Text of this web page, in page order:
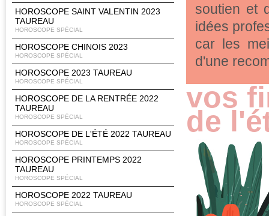
HOROSCOPE SAINT VALENTIN 2023
TAUREAU
HOROSCOPE SPÉCIAL
HOROSCOPE CHINOIS 2023
HOROSCOPE SPÉCIAL
HOROSCOPE 2023 TAUREAU
HOROSCOPE SPÉCIAL
HOROSCOPE DE LA RENTRÉE 2022
TAUREAU
HOROSCOPE SPÉCIAL
HOROSCOPE DE L'ÉTÉ 2022 TAUREAU
HOROSCOPE SPÉCIAL
HOROSCOPE PRINTEMPS 2022
TAUREAU
HOROSCOPE SPÉCIAL
HOROSCOPE 2022 TAUREAU
HOROSCOPE SPÉCIAL
soutien et
idées
car les
d'une
vos
de